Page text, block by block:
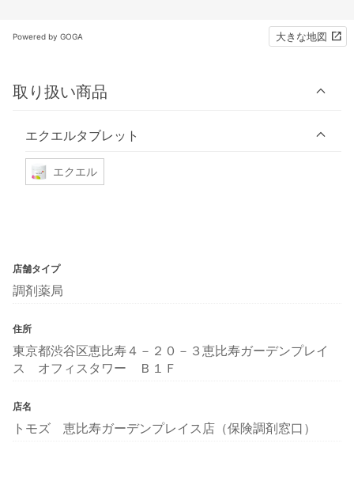
Powered by GOGA 大きな地図
取り扱い商品
エクエルタブレット
エクエル
店舗タイプ
調剤薬局
住所
東京都渋谷区恵比寿４－２０－３恵比寿ガーデンプレイ
ス オフィスタワー Ｂ１Ｆ
店名
トモズ 恵比寿ガーデンプレイス店（保険調剤窓口）